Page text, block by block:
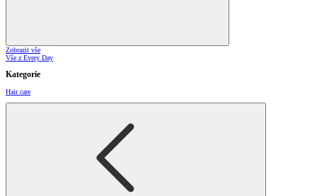
Zobrazit vše
Vše z Every Day
Kategorie
Hair care